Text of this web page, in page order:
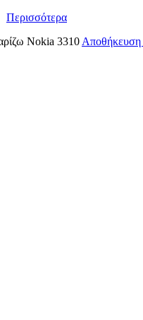
Περισσότερα
Αποθήκευση